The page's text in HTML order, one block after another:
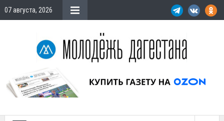
07 августа, 2026